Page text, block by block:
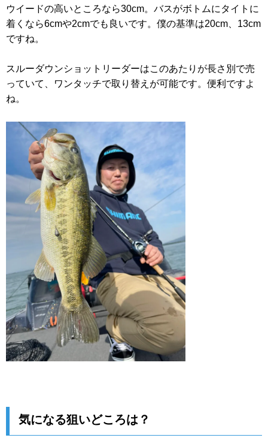
ウイードの高いところなら30cm。バスがボトムにタイトに
着くなら6cmや2cmでも良いです。僕の基準は20cm、13cm
ですね。
スルーダウンショットリーダーはこのあたりが長さ別で売
っていて、ワンタッチで取り替えが可能です。便利ですよ
ね。
気になる狙いどころは？